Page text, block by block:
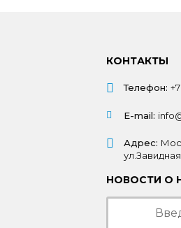
КОНТАКТЫ
Телефон:
E-mail:
Адрес:
НОВОСТИ О